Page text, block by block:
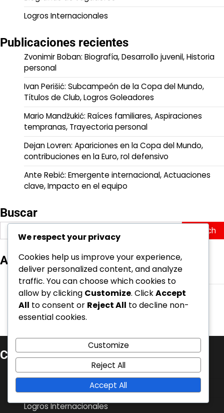
Logros Internacionales
Publicaciones recientes
Zvonimir Boban: Biografía, Desarrollo juvenil, Historia
personal
Ivan Perišić: Subcampeón de la Copa del Mundo,
Títulos de Club, Logros Goleadores
Mario Mandžukić: Raíces familiares, Aspiraciones
tempranas, Trayectoria personal
Dejan Lovren: Apariciones en la Copa del Mundo,
contribuciones en la Euro, rol defensivo
Ante Rebić: Emergente internacional, Actuaciones
clave, Impacto en el equipo
Buscar
Search
for:
Archivo
March 2026
February 2026
Categorías
Aspectos Destacados de la Carrera
Biografías de Jugadores
Logros Internacionales
We respect your privacy
Cookies help us improve your experience,
deliver personalized content, and analyze
traffic. You can choose which cookies to
allow by clicking Customize. ClickAccept
All to consent or Reject All to decline non-
essential cookies.
Customize
Reject All
Accept All